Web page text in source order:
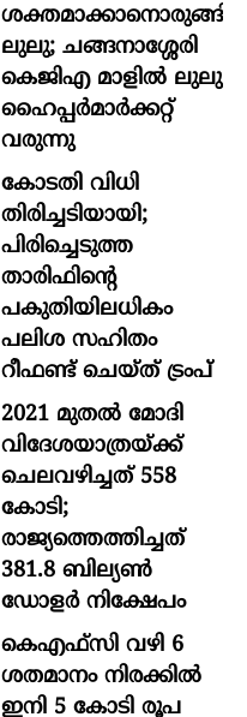
ശക്തമാക്കാനൊരുങ്ങി
ലുലു; ചങ്ങനാശ്ശേരി
കെജിഎ മാളിൽ ലുലു
ഹൈപ്പർമാർക്കറ്റ്
വരുന്നു
കോടതി വിധി
തിരിച്ചടിയായി;
പിരിച്ചെടുത്ത
താരിഫിന്‍റെ
പകുതിയിലധികം
പലിശ സഹിതം
റീഫണ്ട് ചെയ്ത് ട്രംപ്
2021 മുതൽ മോദി
വിദേശയാത്രയ്ക്ക്
ചെലവഴിച്ചത് 558
കോടി;
രാജ്യത്തെത്തിച്ചത്
381.8 ബില്യൺ
ഡോളർ നിക്ഷേപം
കെഎഫ്സി വഴി 6
ശതമാനം നിരക്കിൽ
ഇനി 5 കോടി രൂപ